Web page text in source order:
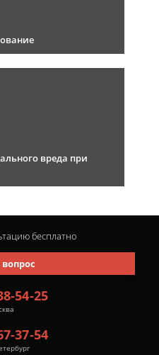
вреда при
54-25
37-54
бесплатно